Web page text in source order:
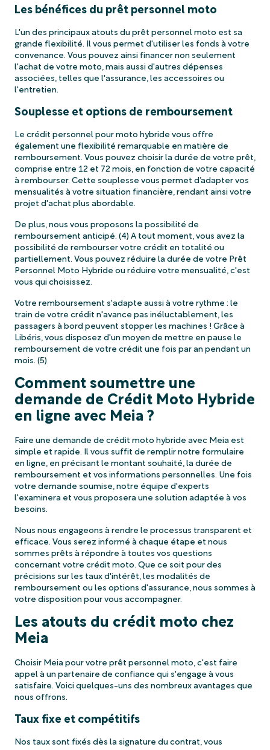
Les bénéfices du prêt personnel moto
L'un des principaux atouts du prêt personnel moto est sa
grande flexibilité. Il vous permet d'utiliser les fonds à votre
convenance. Vous pouvez ainsi financer non seulement
l'achat de votre moto, mais aussi d'autres dépenses
associées, telles que l'assurance, les accessoires ou
l'entretien.
Souplesse et options de remboursement
Le crédit personnel pour moto hybride vous offre
également une flexibilité remarquable en matière de
remboursement. Vous pouvez choisir la durée de votre prêt,
comprise entre 12 et 72 mois, en fonction de votre capacité
à rembourser. Cette souplesse vous permet d’adapter vos
mensualités à votre situation financière, rendant ainsi votre
projet d'achat plus abordable.
De plus, nous vous proposons la possibilité de
remboursement anticipé. (4) A tout moment, vous avez la
possibilité de rembourser votre crédit en totalité ou
partiellement. Vous pouvez réduire la durée de votre Prêt
Personnel Moto Hybride ou réduire votre mensualité, c'est
vous qui choisissez.
Votre remboursement s'adapte aussi à votre rythme : le
train de votre crédit n'avance pas inéluctablement, les
passagers à bord peuvent stopper les machines ! Grâce à
Libéris, vous disposez d'un moyen de mettre en pause le
remboursement de votre crédit une fois par an pendant un
mois. (5)
Comment soumettre une
demande de Crédit Moto Hybride
en ligne avec Meia ?
Faire une demande de crédit moto hybride avec Meia est
simple et rapide. Il vous suffit de remplir notre formulaire
en ligne, en précisant le montant souhaité, la durée de
remboursement et vos informations personnelles. Une fois
votre demande soumise, notre équipe d'experts
l'examinera et vous proposera une solution adaptée à vos
besoins.
Nous nous engageons à rendre le processus transparent et
efficace. Vous serez informé à chaque étape et nous
sommes prêts à répondre à toutes vos questions
concernant votre crédit moto. Que ce soit pour des
précisions sur les taux d'intérêt, les modalités de
remboursement ou les options d'assurance, nous sommes à
votre disposition pour vous accompagner.
Les atouts du crédit moto chez
Meia
Choisir Meia pour votre prêt personnel moto, c'est faire
appel à un partenaire de confiance qui s'engage à vous
satisfaire. Voici quelques-uns des nombreux avantages que
nous offrons.
Taux fixe et compétitifs
Nos taux sont fixés dès la signature du contrat, vous